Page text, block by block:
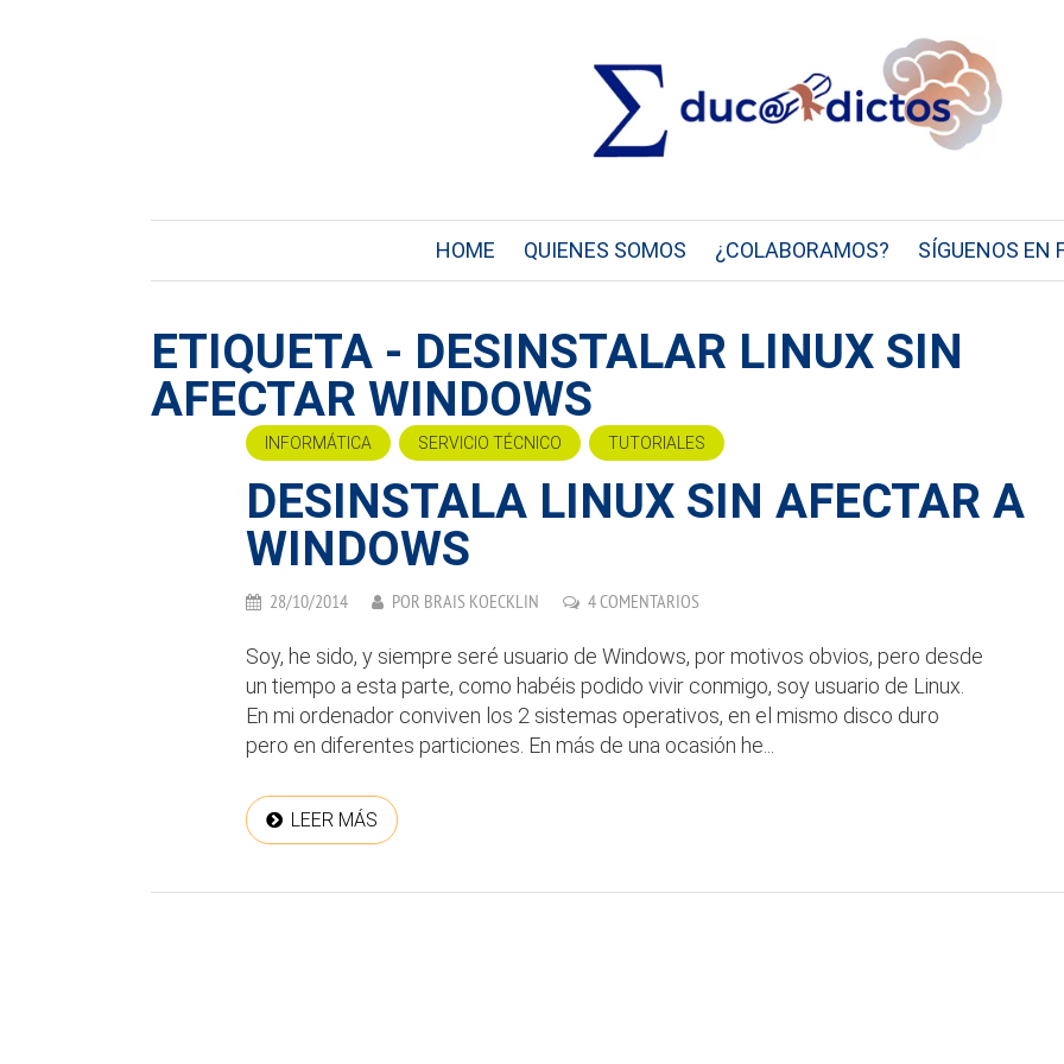
HOME QUIENES SOMOS ¿COLABORAMOS? SÍGUENOS EN
ETIQUETA - DESINSTALAR LINUX SIN
AFECTAR WINDOWS
INFORMÁTICA SERVICIO TÉCNICO TUTORIALES
DESINSTALA LINUX SIN AFECTAR A
WINDOWS
28/10/2014 POR BRAIS KOECKLIN 4 COMENTARIOS
Soy, he sido, y siempre seré usuario de Windows, por motivos obvios, pero desde
un tiempo a esta parte, como habéis podido vivir conmigo, soy usuario de Linux.
En mi ordenador conviven los 2 sistemas operativos, en el mismo disco duro
pero en diferentes particiones. En más de una ocasión he...
LEER MÁS